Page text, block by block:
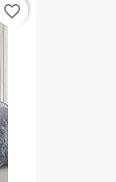
favorite_border